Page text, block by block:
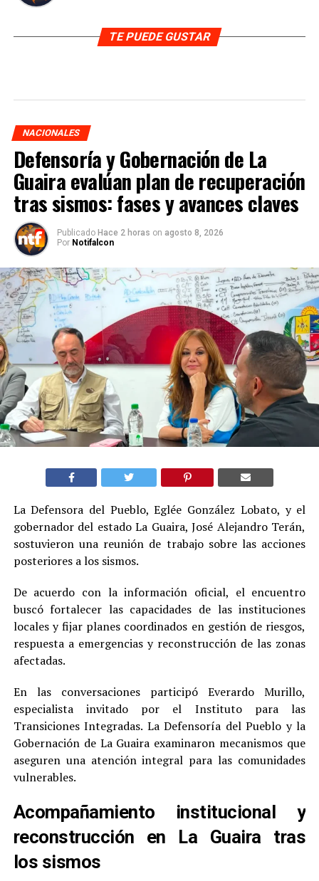
TE PUEDE GUSTAR
NACIONALES
Defensoría y Gobernación de La
Guaira evalúan plan de recuperación
tras sismos: fases y avances claves
Publicado Hace 2 horas on agosto 8, 2026
Por Notifalcon
La Defensora del Pueblo, Eglée González Lobato, y el
gobernador del estado La Guaira, José Alejandro Terán,
sostuvieron una reunión de trabajo sobre las acciones
posteriores a los sismos.
De acuerdo con la información oficial, el encuentro
buscó fortalecer las capacidades de las instituciones
locales y fijar planes coordinados en gestión de riesgos,
respuesta a emergencias y reconstrucción de las zonas
afectadas.
En las conversaciones participó Everardo Murillo,
especialista invitado por el Instituto para las
Transiciones Integradas. La Defensoría del Pueblo y la
Gobernación de La Guaira examinaron mecanismos que
aseguren una atención integral para las comunidades
vulnerables.
Acompañamiento institucional y
reconstrucción en La Guaira tras
los sismos